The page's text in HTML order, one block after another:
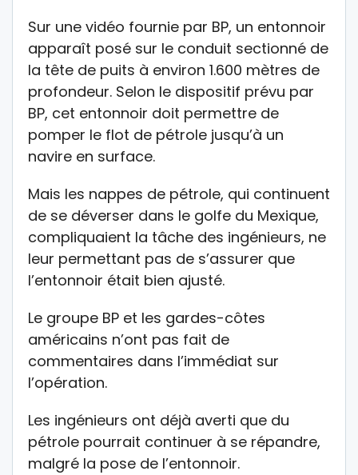
Sur une vidéo fournie par BP, un entonnoir
apparaît posé sur le conduit sectionné de
la tête de puits à environ 1.600 mètres de
profondeur. Selon le dispositif prévu par
BP, cet entonnoir doit permettre de
pomper le flot de pétrole jusqu’à un
navire en surface.
Mais les nappes de pétrole, qui continuent
de se déverser dans le golfe du Mexique,
compliquaient la tâche des ingénieurs, ne
leur permettant pas de s’assurer que
l’entonnoir était bien ajusté.
Le groupe BP et les gardes-côtes
américains n’ont pas fait de
commentaires dans l’immédiat sur
l’opération.
Les ingénieurs ont déjà averti que du
pétrole pourrait continuer à se répandre,
malgré la pose de l’entonnoir.